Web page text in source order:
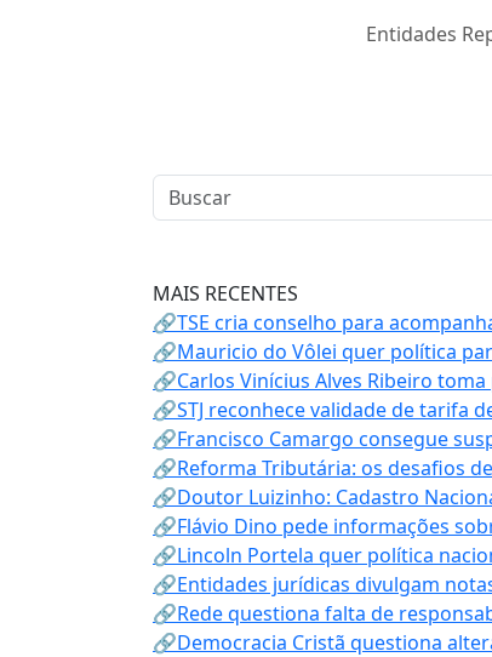
Entidades
MAIS RECENTES
🔗TSE cria conselho para
🔗Mauricio do Vôlei quer política
🔗Carlos Vinícius Alves Ribeiro
🔗STJ reconhece validade de tarifa
🔗Francisco Camargo consegue
🔗Reforma Tributária: os desafios
🔗Doutor Luizinho: Cadastro
🔗Flávio Dino pede informações
🔗Lincoln Portela quer política
🔗Entidades jurídicas divulgam
🔗Rede questiona falta de
🔗Democracia Cristã questiona